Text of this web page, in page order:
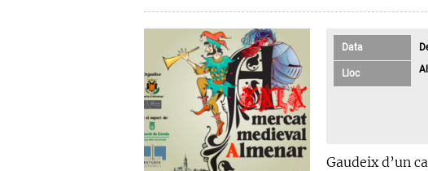
Data
Lloc
Gaudeix d’un